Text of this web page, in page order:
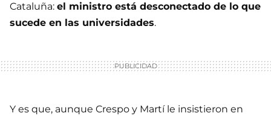
Cataluña: el ministro está desconectado de lo que
sucede en las universidades.
Y es que, aunque Crespo y Martí le insistieron en